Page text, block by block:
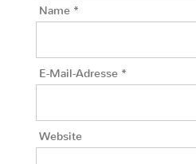
Name *
E-Mail-Adresse *
Website